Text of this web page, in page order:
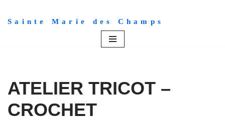
Aller
Sainte Marie des Champs
ATELIER TRICOT –
CROCHET